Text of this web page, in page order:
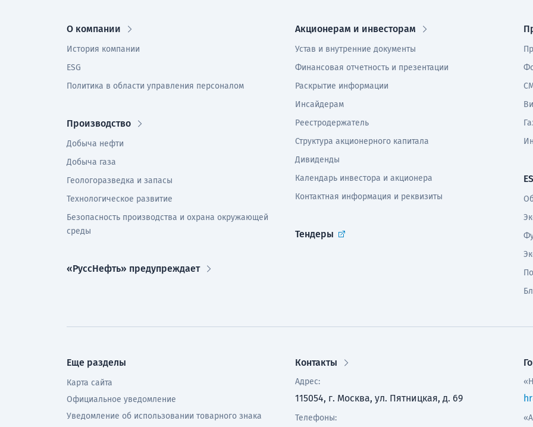
О компании
История компании
ESG
Политика в области управления персоналом
Производство
Добыча нефти
Добыча газа
Геологоразведка и запасы
Технологическое развитие
Безопасность производства и охрана окружающей
среды
«РуссНефть» предупреждает
Акционерам и инвесторам
Устав и внутренние документы
Финансовая отчетность и презентации
Раскрытие информации
Инсайдерам
Реестродержатель
Структура акционерного капитала
Дивиденды
Календарь инвестора и акционера
Контактная информация и реквизиты
Тендеры
Контакты
Адрес:
115054, г. Москва, ул. Пятницкая, д. 69
Телефоны:
Еще разделы
Карта сайта
Официальное уведомление
Уведомление об использовании товарного знака